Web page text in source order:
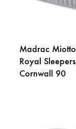
Madrac Miotto
Royal Sleepers
Cornwall 90